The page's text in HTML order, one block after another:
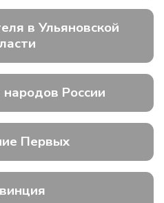
в Ульяновской
России
Первых